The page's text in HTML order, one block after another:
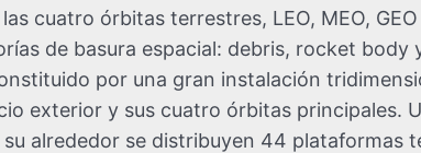
cuatro órbitas terrestres, LEO, MEO, GEO
de basura espacial: debris, rocket body
por una gran instalación
exterior y sus cuatro órbitas principales.
alrededor se distribuyen 44 plataformas